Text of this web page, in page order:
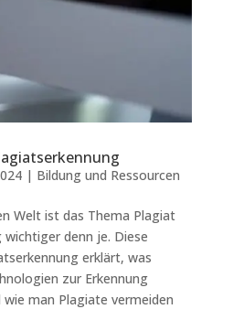
| Bildung und Ressourcen
Welt ist das Thema Plagiat
denn je. Diese
erklärt, was
zur Erkennung
man Plagiate vermeiden